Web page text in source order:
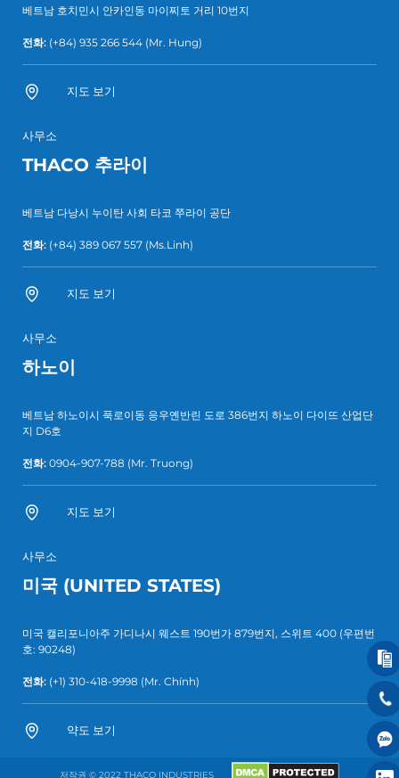
베트남 호치민시 안카인동 마이찌토 거리 10번지
전화: (+84) 935 266 544 (Mr. Hung)
지도 보기
사무소
THACO 추라이
베트남 다낭시 누이탄 사회 타코 쭈라이 공단
전화: (+84) 389 067 557 (Ms.Linh)
지도 보기
사무소
하노이
베트남 하노이시 푹로이동 응우옌반린 도로 386번지 하노이 다이뜨 산업단
지 D6호
전화: 0904-907-788 (Mr. Truong)
지도 보기
사무소
미국 (UNITED STATES)
미국 캘리포니아주 가디나시 웨스트 190번가 879번지, 스위트 400 (우편번
호: 90248)
전화: (+1) 310-418-9998 (Mr. Chính)
약도 보기
저작권 © 2022 THACO INDUSTRIES